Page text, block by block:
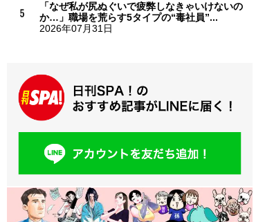
「なぜ私が尻ぬぐいで疲弊しなきゃいけないの
か…」職場を荒らす5タイプの“毒社員”...
2026年07月31日